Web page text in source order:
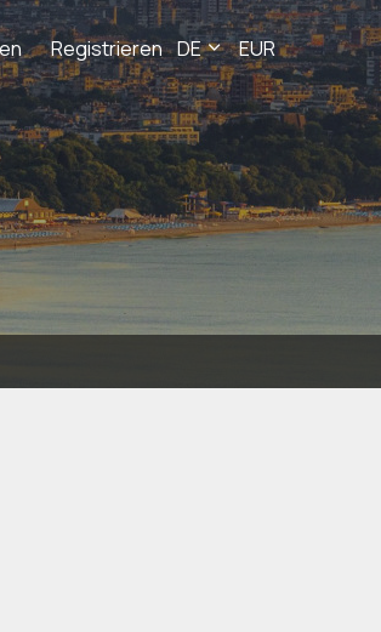
Registrieren DE EUR